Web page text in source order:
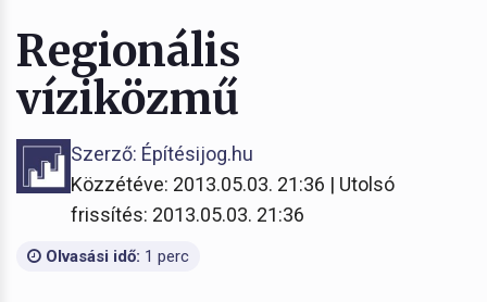
Regionális
víziközmű
Szerző: Építésijog.hu
Közzétéve: 2013.05.03. 21:36 | Utolsó
frissítés: 2013.05.03. 21:36
Olvasási idő: 1 perc